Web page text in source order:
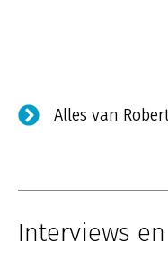
Alles van
Interviews